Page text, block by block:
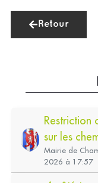
Retour